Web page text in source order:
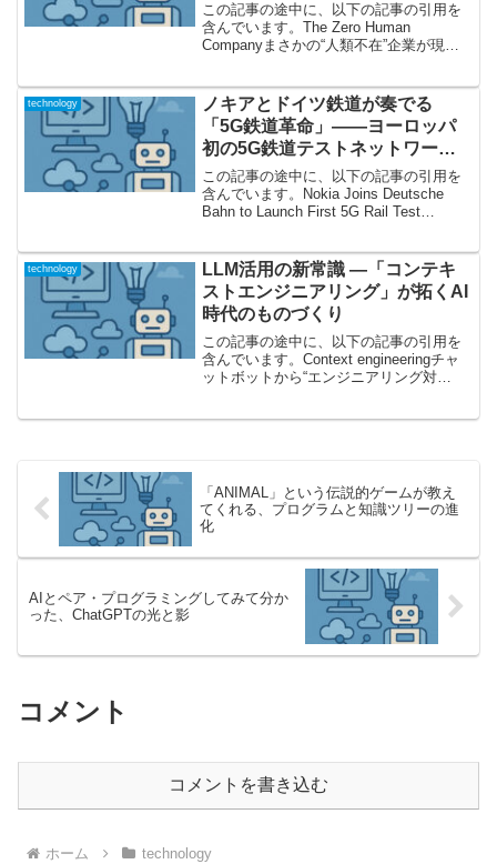
この記事の途中に、以下の記事の引用を
含んでいます。The Zero Human
Companyまさかの“人類不在”企業が現実
実務を担い、「人間社員ゼロ」で機能す
る“...
technology
ノキアとドイツ鉄道が奏でる
「5G鉄道革命」――ヨーロッパ
初の5G鉄道テストネットワー
ク、その意義と示唆
この記事の途中に、以下の記事の引用を
含んでいます。Nokia Joins Deutsche
Bahn to Launch First 5G Rail Test
technology
LLM活用の新常識 ―「コンテキ
ストエンジニアリング」が拓くAI
時代のものづくり
この記事の途中に、以下の記事の引用を
含んでいます。Context engineeringチャ
ットボットから“エンジニアリング対
「ANIMAL」という伝説的ゲームが教え
てくれる、プログラムと知識ツリーの進
化
AIとペア・プログラミングしてみて分か
った、ChatGPTの光と影
コメント
コメントを書き込む
ホーム technology